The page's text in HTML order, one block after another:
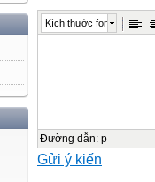
2. Competences
- Develop
II. MATERIALS
Kích thước font
Đường dẫn: p
Gửi ý kiến